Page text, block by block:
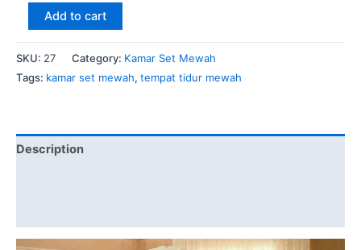
Tempat
Tidur
Add to cart
SKU: 27 Category: Kamar Set Mewah
Tags: kamar set mewah, tempat tidur mewah
Description